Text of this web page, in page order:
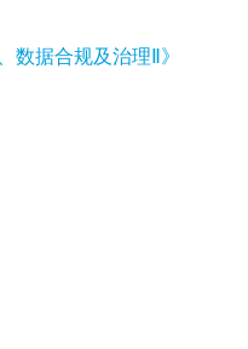
数据合规及治理Ⅱ》